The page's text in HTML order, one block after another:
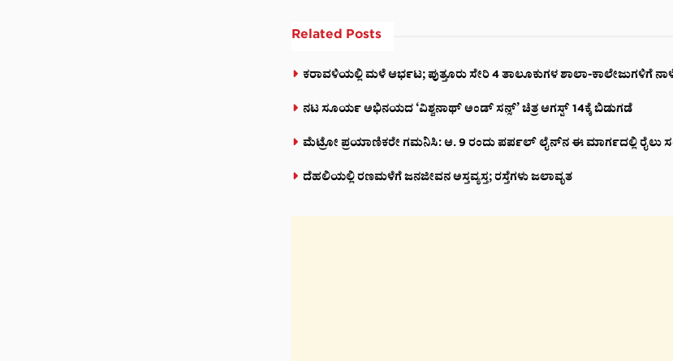
Related Posts
ಕರಾವಳಿಯಲ್ಲಿ ಮಳೆ ಆರ್ಭಟ; ಪುತ್ತೂರು ಸೇರಿ 4 ತಾಲೂಕುಗಳ ಶಾಲಾ-ಕಾಲೇಜುಗಳಿಗೆ
ನಟ ಸೂರ್ಯ ಅಭಿನಯದ ‘ವಿಶ್ವನಾಥ್ ಅಂಡ್ ಸನ್ಸ್’ ಚಿತ್ರ ಆಗಸ್ಟ್ 14ಕ್ಕೆ ಬಿಡುಗಡೆ
ಮೆಟ್ರೋ ಪ್ರಯಾಣಿಕರೇ ಗಮನಿಸಿ: ಆ. 9 ರಂದು ಪರ್ಪಲ್ ಲೈನ್‌ನ ಈ ಮಾರ್ಗದಲ್ಲಿ ರೈಲು
ದೆಹಲಿಯಲ್ಲಿ ರಣಮಳೆಗೆ ಜನಜೀವನ ಅಸ್ತವ್ಯಸ್ತ; ರಸ್ತೆಗಳು ಜಲಾವೃತ